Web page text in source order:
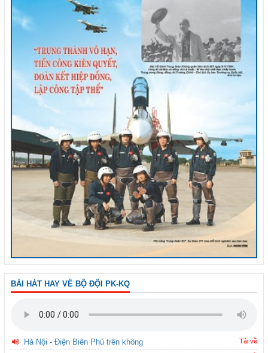
BÀI HÁT HAY VỀ BỘ ĐỘI PK-KQ
Hà Nội - Điện Biên Phủ trên không Tải về